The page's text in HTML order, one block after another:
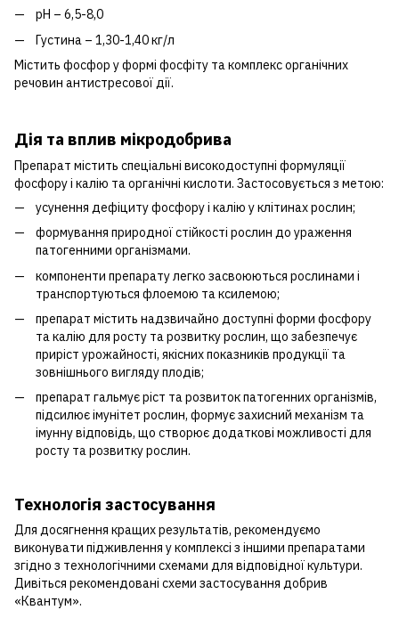
рН – 6,5-8,0
Густина – 1,30-1,40 кг/л
Містить фосфор у формі фосфіту та комплекс органічних
речовин антистресової дії.
Дія та вплив мікродобрива
Препарат містить спеціальні високодоступні формуляції
фосфору і калію та органічні кислоти. Застосовується з метою:
усунення дефіциту фосфору і калію у клітинах рослин;
формування природної стійкості рослин до ураження
патогенними організмами.
компоненти препарату легко засвоюються рослинами і
транспортуються флоемою та ксилемою;
препарат містить надзвичайно доступні форми фосфору
та калію для росту та розвитку рослин, що забезпечує
приріст урожайності, якісних показників продукції та
зовнішнього вигляду плодів;
препарат гальмує ріст та розвиток патогенних організмів,
підсилює імунітет рослин, формує захисний механізм та
імунну відповідь, що створює додаткові можливості для
росту та розвитку рослин.
Технологія застосування
Для досягнення кращих результатів, рекомендуємо
виконувати підживлення у комплексі з іншими препаратами
згідно з технологічними схемами для відповідної культури.
Дивіться рекомендовані схеми застосування добрив
«Квантум».